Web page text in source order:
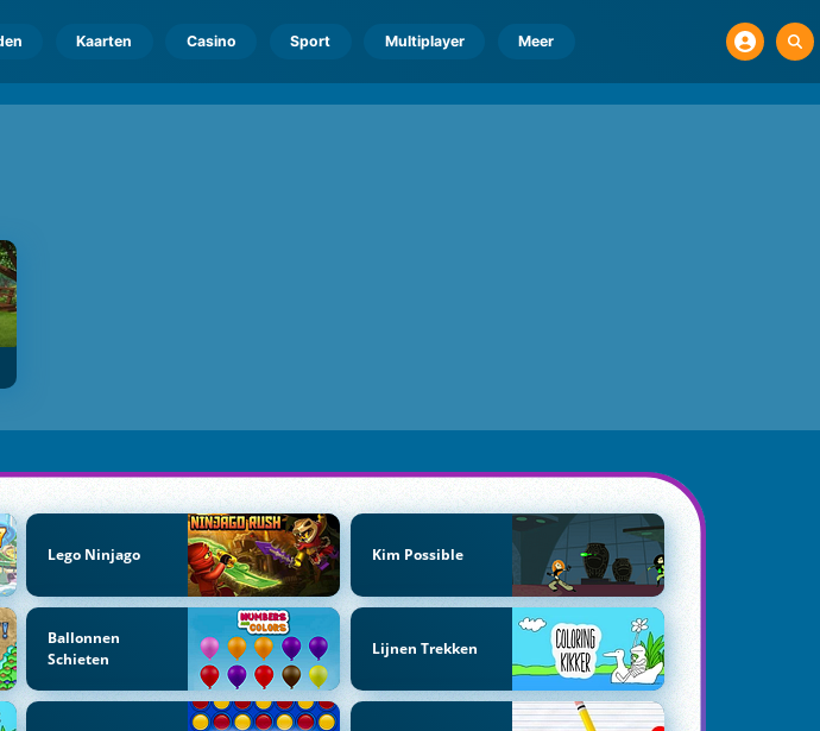
Kaarten Casino Sport Multiplayer Meer
Lego Ninjago Kim Possible
Ballonnen
Schieten
Lijnen Trekken